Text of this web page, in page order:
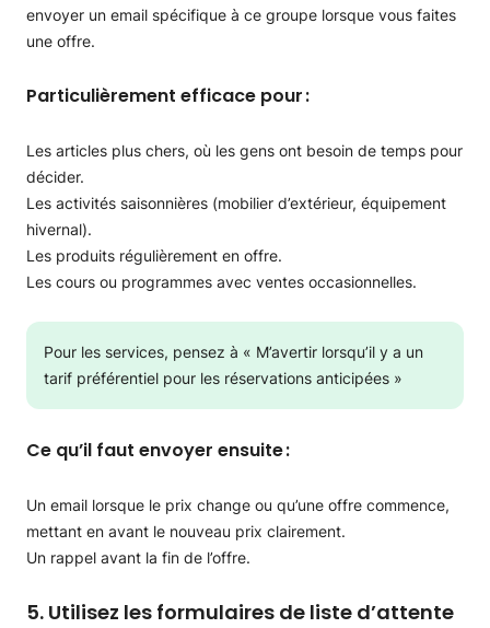
envoyer un email spécifique à ce groupe lorsque vous faites
une offre.
Particulièrement efficace pour :
Les articles plus chers, où les gens ont besoin de temps pour
décider.
Les activités saisonnières (mobilier d’extérieur, équipement
hivernal).
Les produits régulièrement en offre.
Les cours ou programmes avec ventes occasionnelles.
Pour les services, pensez à « M’avertir lorsqu’il y a un
tarif préférentiel pour les réservations anticipées »
Ce qu’il faut envoyer ensuite :
Un email lorsque le prix change ou qu’une offre commence,
mettant en avant le nouveau prix clairement.
Un rappel avant la fin de l’offre.
5. Utilisez les formulaires de liste d’attente